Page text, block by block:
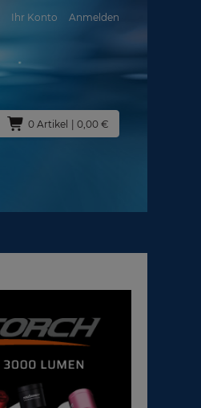
Ihr Konto Anmelden
0 Artikel | 0,00 €